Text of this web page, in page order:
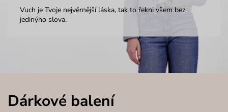
Vuch je Tvoje nejvěrnější láska, tak to řekni všem bez
jedinýho slova.
Dárkové balení